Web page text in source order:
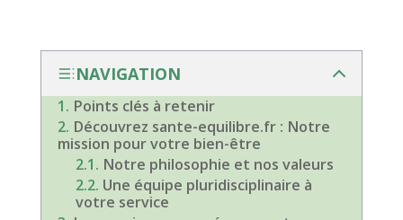
NAVIGATION
Points clés à retenir
Découvrez sante-equilibre.fr : Notre
mission pour votre bien-être
Notre philosophie et nos valeurs
Une équipe pluridisciplinaire à
votre service